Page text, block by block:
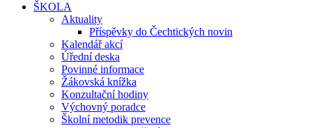
ŠKOLA
Aktuality
Příspěvky do Čechtických novin
Kalendář akcí
Úřední deska
Povinné informace
Žákovská knížka
Konzultační hodiny
Výchovný poradce
Školní metodik prevence